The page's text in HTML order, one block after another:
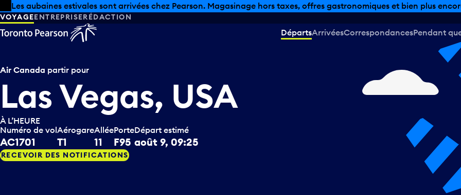
Skip to offers
Passer au contenu principal
Les aubaines estivales sont arrivées chez Pearson. Magasinage hors taxes, offres gastronomiques et bien plus
VOYAGEENTREPRISERÉDACTION
DépartsArrivéesCorrespondancesPendant
Air Canada partir pour
Las Vegas, USA
À L’HEURE
Numéro de vol
AC1701
Aérogare
T1
Allée
11
Porte
F95
Départ estimé
août 9, 09:25
RECEVOIR DES NOTIFICATIONS